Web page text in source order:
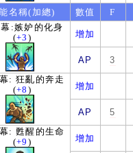
名稱(加總) 數值
F
:嫉妒的化身
(+3 ) 增加
AP
3
: 狂亂的奔走
(+8 ) 增加
AP
5
: 甦醒的生命
(+9 ) 增加